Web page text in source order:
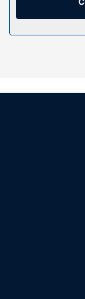
Algemene
De